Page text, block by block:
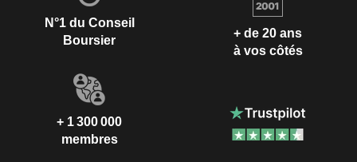
N°1 du Conseil
Boursier
+ de 20 ans
à vos côtés
+ 1 300 000
membres